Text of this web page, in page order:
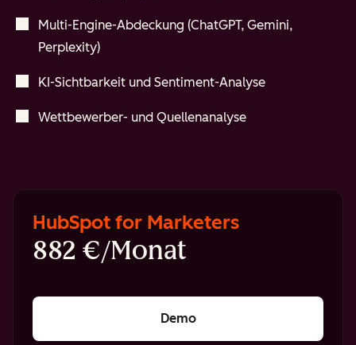
Multi-Engine-Abdeckung (ChatGPT, Gemini,
Perplexity)
KI-Sichtbarkeit und Sentiment-Analyse
Wettbewerber- und Quellenanalyse
HubSpot for Marketers
882 €/Monat
Demo